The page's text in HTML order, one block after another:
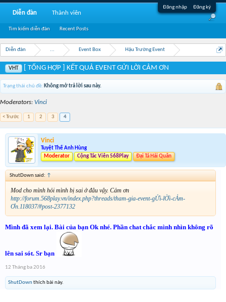
Đăng nhập Đăng ký
Diễn đàn ... Event Box Hậu Trường Event
VHT [ TỔNG HỢP ] KẾT QUẢ EVENT GỬI LỜI CẢM ƠN
Trạng thái chủ đề: Không mở trả lời sau này.
Moderators: Vinci
< Trước 1 2 3 4
Vinci
Tuyệt Thế Anh Hùng
Moderator
Cộng Tác Viên 568Play Đại Tá Hải Quân
ShutDown said: ↑
Mod cho mình hỏi mình bị sai ở đâu vậy. Cảm ơn
http://forum.568play.vn/index.php?threads/tham-gia-event-gỬi-lỜi-cẢm-
Ơn.118037/#post-2377132
Mình đã xem lại. Bài của bạn Ok nhé. Phần chat chắc mình nhìn không rõ
lên sai sót. Sr bạn
12 Tháng ba 2016
ShutDownthích bài này.
Diễn đàn
Tìm kiếm diễn đàn Recent Posts
Thành viên